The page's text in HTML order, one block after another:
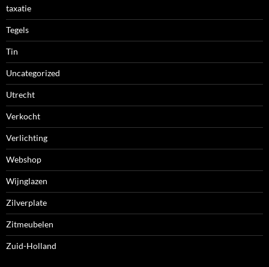
taxatie
Tegels
Tin
Uncategorized
Utrecht
Verkocht
Verlichting
Webshop
Wijnglazen
Zilverplate
Zitmeubelen
Zuid-Holland